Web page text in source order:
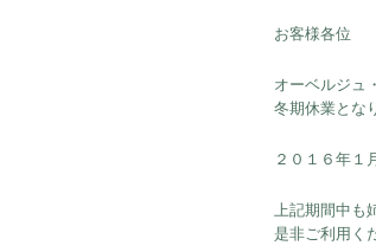
お客様各位
オーベルジュ
冬期休業とな
２０１６年１
上記期間中も
是非ご利用く